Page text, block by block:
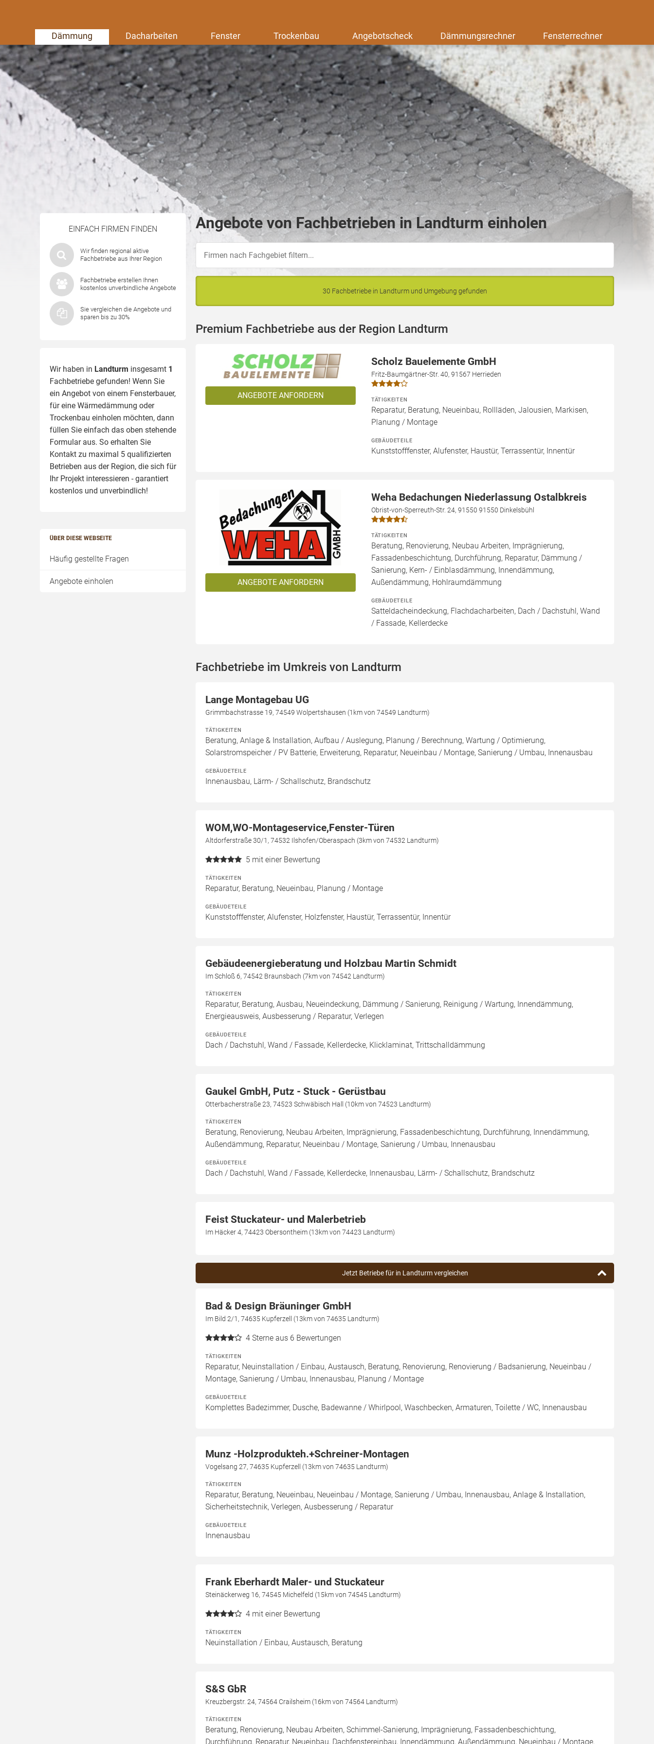
Dämmung Dacharbeiten Fenster Trockenbau Angebotscheck Dämmungsrechner Fensterrechner
EINFACH FIRMEN FINDEN
Wir finden regional aktive
Fachbetriebe aus Ihrer Region
Fachbetriebe erstellen Ihnen
kostenlos unverbindliche Angebote
Sie vergleichen die Angebote und
sparen bis zu 30%
Wir haben in Landturm insgesamt 1
Fachbetriebe gefunden! Wenn Sie
ein Angebot von einem Fensterbauer,
für eine Wärmedämmung oder
Trockenbau einholen möchten, dann
füllen Sie einfach das oben stehende
Formular aus. So erhalten Sie
Kontakt zu maximal 5 qualifizierten
Betrieben aus der Region, die sich für
Ihr Projekt interessieren - garantiert
kostenlos und unverbindlich!
ÜBER DIESE WEBSEITE
Häufig gestellte Fragen
Angebote einholen
Angebote von Fachbetrieben in Landturm einholen
30 Fachbetriebe in Landturm und Umgebung gefunden
Premium Fachbetriebe aus der Region Landturm
ANGEBOTE ANFORDERN
Scholz Bauelemente GmbH
Fritz-Baumgärtner-Str. 40, 91567 Herrieden
TÄTIGKEITEN
Reparatur, Beratung, Neueinbau, Rollläden, Jalousien, Markisen,
Planung / Montage
GEBÄUDETEILE
Kunststofffenster, Alufenster, Haustür, Terrassentür, Innentür
ANGEBOTE ANFORDERN
Weha Bedachungen Niederlassung Ostalbkreis
Obrist-von-Sperreuth-Str. 24, 91550 91550 Dinkelsbühl
TÄTIGKEITEN
Beratung, Renovierung, Neubau Arbeiten, Imprägnierung,
Fassadenbeschichtung, Durchführung, Reparatur, Dämmung /
Sanierung, Kern- / Einblasdämmung, Innendämmung,
Außendämmung, Hohlraumdämmung
GEBÄUDETEILE
Satteldacheindeckung, Flachdacharbeiten, Dach / Dachstuhl, Wand
/ Fassade, Kellerdecke
Fachbetriebe im Umkreis von Landturm
Lange Montagebau UG
Grimmbachstrasse 19, 74549 Wolpertshausen (1km von 74549 Landturm)
TÄTIGKEITEN
Beratung, Anlage & Installation, Aufbau / Auslegung, Planung / Berechnung, Wartung / Optimierung,
Solarstromspeicher / PV Batterie, Erweiterung, Reparatur, Neueinbau / Montage, Sanierung / Umbau, Innenausbau
GEBÄUDETEILE
Innenausbau, Lärm- / Schallschutz, Brandschutz
WOM,WO-Montageservice,Fenster-Türen
Altdorferstraße 30/1, 74532 Ilshofen/Oberaspach (3km von 74532 Landturm)
5 mit einer Bewertung
TÄTIGKEITEN
Reparatur, Beratung, Neueinbau, Planung / Montage
GEBÄUDETEILE
Kunststofffenster, Alufenster, Holzfenster, Haustür, Terrassentür, Innentür
Gebäudeenergieberatung und Holzbau Martin Schmidt
Im Schloß 6, 74542 Braunsbach (7km von 74542 Landturm)
TÄTIGKEITEN
Reparatur, Beratung, Ausbau, Neueindeckung, Dämmung / Sanierung, Reinigung / Wartung, Innendämmung,
Energieausweis, Ausbesserung / Reparatur, Verlegen
GEBÄUDETEILE
Dach / Dachstuhl, Wand / Fassade, Kellerdecke, Klicklaminat, Trittschalldämmung
Gaukel GmbH, Putz - Stuck - Gerüstbau
Otterbacherstraße 23, 74523 Schwäbisch Hall (10km von 74523 Landturm)
TÄTIGKEITEN
Beratung, Renovierung, Neubau Arbeiten, Imprägnierung, Fassadenbeschichtung, Durchführung, Innendämmung,
Außendämmung, Reparatur, Neueinbau / Montage, Sanierung / Umbau, Innenausbau
GEBÄUDETEILE
Dach / Dachstuhl, Wand / Fassade, Kellerdecke, Innenausbau, Lärm- / Schallschutz, Brandschutz
Feist Stuckateur- und Malerbetrieb
Im Häcker 4, 74423 Obersontheim (13km von 74423 Landturm)
Jetzt Betriebe für in Landturm vergleichen
Bad & Design Bräuninger GmbH
Im Bild 2/1, 74635 Kupferzell (13km von 74635 Landturm)
4 Sterne aus 6 Bewertungen
TÄTIGKEITEN
Reparatur, Neuinstallation / Einbau, Austausch, Beratung, Renovierung, Renovierung / Badsanierung, Neueinbau /
Montage, Sanierung / Umbau, Innenausbau, Planung / Montage
GEBÄUDETEILE
Komplettes Badezimmer, Dusche, Badewanne / Whirlpool, Waschbecken, Armaturen, Toilette / WC, Innenausbau
Munz -Holzprodukteh.+Schreiner-Montagen
Vogelsang 27, 74635 Kupferzell (13km von 74635 Landturm)
TÄTIGKEITEN
Reparatur, Beratung, Neueinbau, Neueinbau / Montage, Sanierung / Umbau, Innenausbau, Anlage & Installation,
Sicherheitstechnik, Verlegen, Ausbesserung / Reparatur
GEBÄUDETEILE
Innenausbau
Frank Eberhardt Maler- und Stuckateur
Steinäckerweg 16, 74545 Michelfeld (15km von 74545 Landturm)
4 mit einer Bewertung
TÄTIGKEITEN
Neuinstallation / Einbau, Austausch, Beratung
S&S GbR
Kreuzbergstr. 24, 74564 Crailsheim (16km von 74564 Landturm)
TÄTIGKEITEN
Beratung, Renovierung, Neubau Arbeiten, Schimmel-Sanierung, Imprägnierung, Fassadenbeschichtung,
Durchführung, Reparatur, Neueinbau, Dachfenstereinbau, Innendämmung, Außendämmung, Neueinbau / Montage,